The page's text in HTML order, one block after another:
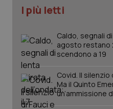
I più letti
Caldo, segnali
agosto restano
scendono a 19
Covid. Il silenzio
Ma il Quinto
un’ammissione